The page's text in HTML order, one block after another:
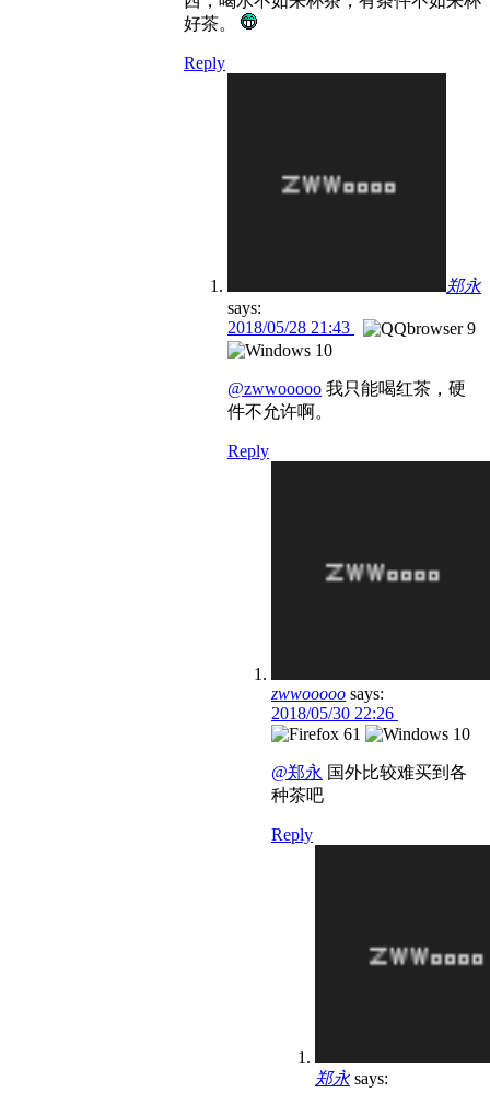
好茶。
Reply
郑永
says:
2018/05/28 21:43
@zwwooooo 我只能喝红茶，硬
件不允许啊。
Reply
zwwooooo says:
2018/05/30 22:26
@郑永 国外比较难买到各
种茶吧
Reply
郑永 says: